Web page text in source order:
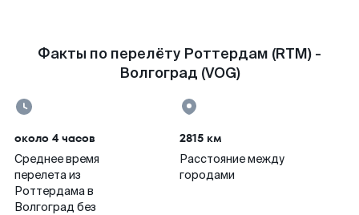
Факты по перелёту Роттердам (RTM) -
Волгоград (VOG)
около 4 часов
Среднее время
перелета из
Роттердама в
Волгоград без
2815 км
Расстояние между
городами